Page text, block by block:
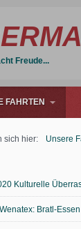
Freude...
FAHRTEN
sich hier: Unsere
Kulturelle
Bratl-